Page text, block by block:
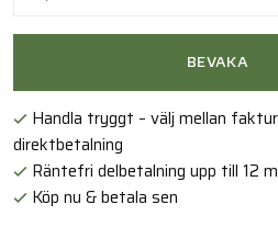
BEVAKA
Handla tryggt – välj mellan
direktbetalning
Räntefri delbetalning upp till 12
Köp nu & betala sen